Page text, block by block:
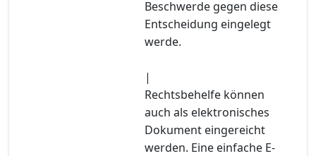
Beschwerde gegen diese
Entscheidung eingelegt
werde.
|
Rechtsbehelfe können
auch als elektronisches
Dokument eingereicht
werden. Eine einfache E-